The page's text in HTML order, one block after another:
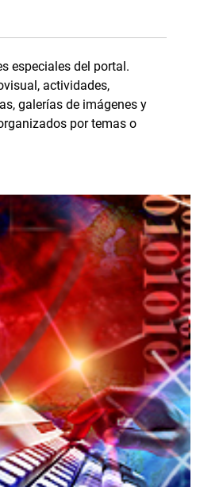
especiales del portal.
actividades,
galerías de imágenes y
por temas o